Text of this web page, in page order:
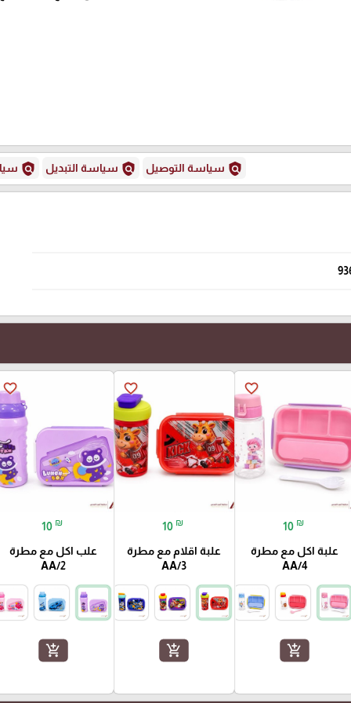
policy سياسة التوصيل policy سياسة التبديل policy
favorite_border
10 ₪
علبة اكل مع مطرة
AA/4
add_shopping_cart
favorite_border
10 ₪
علبة اقلام مع مطرة
AA/3
add_shopping_cart
favorite_border
10 ₪
علب اكل مع مطرة
AA/2
add_shopping_cart